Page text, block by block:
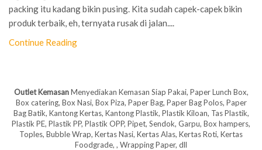
packing itu kadang bikin pusing. Kita sudah capek-capek bikin
produk terbaik, eh, ternyata rusak di jalan....
Continue Reading
Outlet KemasanMenyediakan Kemasan Siap Pakai, Paper Lunch Box,
Box catering, Box Nasi, Box Piza, Paper Bag, Paper Bag Polos, Paper
Bag Batik, Kantong Kertas, Kantong Plastik, Plastik Kiloan, Tas Plastik,
Plastik PE, Plastik PP, Plastik OPP, Pipet, Sendok, Garpu, Box hampers,
Toples, Bubble Wrap, Kertas Nasi, Kertas Alas, Kertas Roti, Kertas
Foodgrade, , Wrapping Paper, dll